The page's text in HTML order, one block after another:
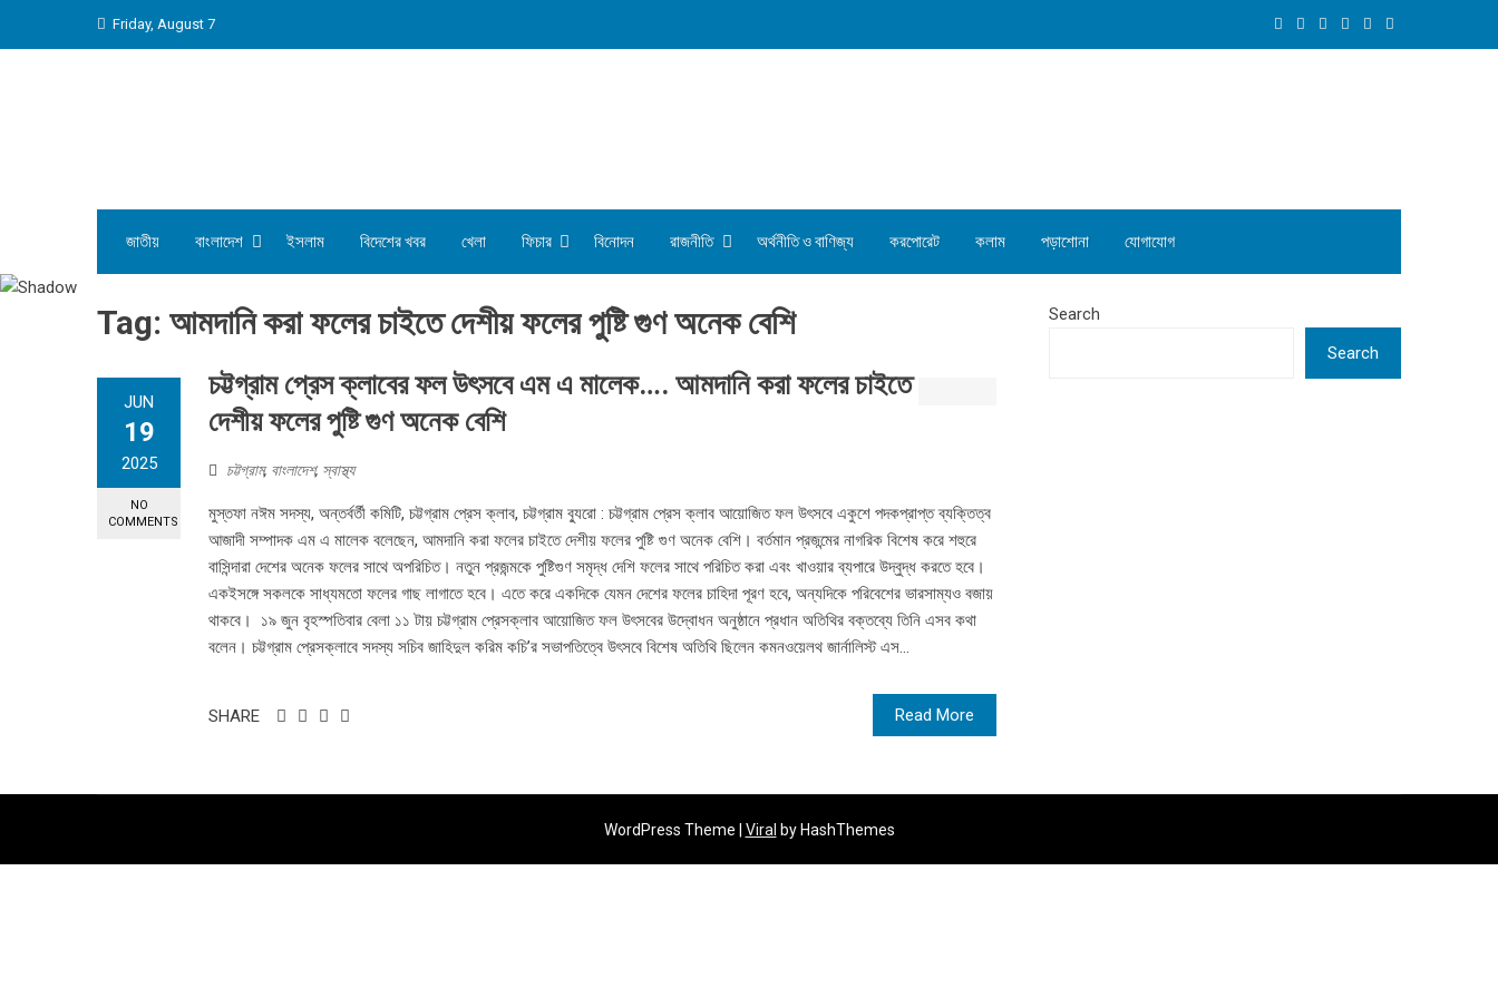
Friday, August 7
জাতীয় বাংলাদেশ ইসলাম বিদেশের খবর খেলা ফিচার বিনোদন রাজনীতি অর্থনীতি ও বাণিজ্য করপোরেট কলাম পড়াশোনা যোগাযোগ
Tag: আমদানি করা ফলের চাইতে দেশীয় ফলের পুষ্টি গুণ অনেক বেশি
JUN
19
2025
NO
COMMENTS
চট্টগ্রাম প্রেস ক্লাবের ফল উৎসবে এম এ মালেক…. আমদানি করা ফলের চাইতে
দেশীয় ফলের পুষ্টি গুণ অনেক বেশি
চট্টগ্রাম, বাংলাদেশ, স্বাস্থ্য
মুস্তফা নঈম সদস্য, অন্তর্বর্তী কমিটি, চট্টগ্রাম প্রেস ক্লাব, চট্টগ্রাম ব্যুরো : চট্টগ্রাম প্রেস ক্লাব আয়োজিত ফল উৎসবে একুশে পদকপ্রাপ্ত ব্যক্তিত্ব
আজাদী সম্পাদক এম এ মালেক বলেছেন, আমদানি করা ফলের চাইতে দেশীয় ফলের পুষ্টি গুণ অনেক বেশি। বর্তমান প্রজন্মের নাগরিক বিশেষ করে শহুরে
বাসিন্দারা দেশের অনেক ফলের সাথে অপরিচিত। নতুন প্রজন্মকে পুষ্টিগুণ সমৃদ্ধ দেশি ফলের সাথে পরিচিত করা এবং খাওয়ার ব্যপারে উদ্বুদ্ধ করতে হবে।
একইসঙ্গে সকলকে সাধ্যমতো ফলের গাছ লাগাতে হবে। এতে করে একদিকে যেমন দেশের ফলের চাহিদা পূরণ হবে, অন্যদিকে পরিবেশের ভারসাম্যও বজায়
থাকবে। ১৯ জুন বৃহস্পতিবার বেলা ১১ টায় চট্টগ্রাম প্রেসক্লাব আয়োজিত ফল উৎসবের উদ্বোধন অনুষ্ঠানে প্রধান অতিথির বক্তব্যে তিনি এসব কথা
বলেন। চট্টগ্রাম প্রেসক্লাবে সদস্য সচিব জাহিদুল করিম কচি’র সভাপতিত্বে উৎসবে বিশেষ অতিথি ছিলেন কমনওয়েলথ জার্নালিস্ট এস...
Read More
SHARE
Search
Search
WordPress Theme | Viral by HashThemes